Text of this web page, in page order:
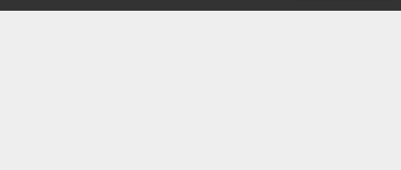
+33 3 44 78 71 86